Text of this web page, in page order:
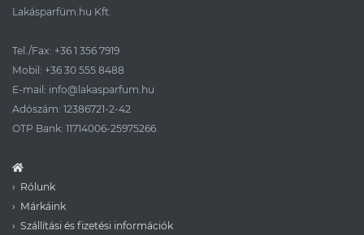
Lakásparfüm.hu Kft.
Tel./Fax: +36 1 356 7919
Mobil: +36 30 555 8488
E-mail: info@lakasparfum.hu
Adószám: 12386721-2-42
OTP Bank: 11714006-25975266
Rólunk
Márkáink
Szállítási és fizetési információk